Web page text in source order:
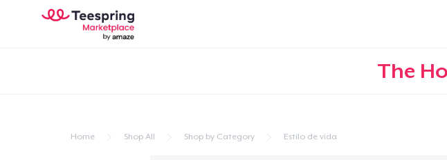
The
Home Shop All Shop by Category Estilo de vida